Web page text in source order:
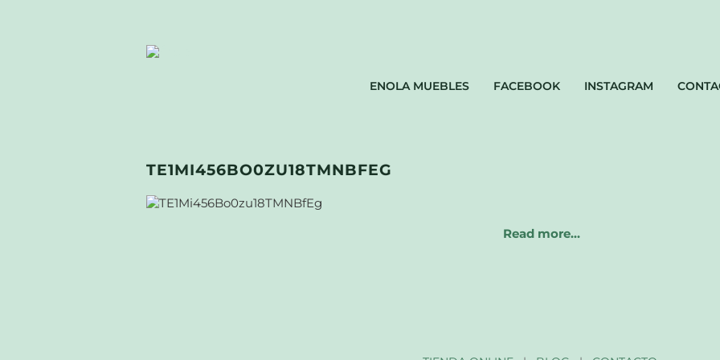
ENOLA MUEBLES FACEBOOK INSTAGRAM
TE1MI456BO0ZU18TMNBFEG
Read more…